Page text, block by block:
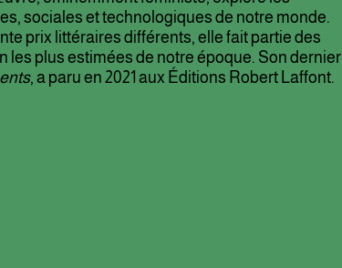
sociales et technologiques de notre monde.
prix littéraires différents, elle fait partie des
les plus estimées de notre époque. Son dernier
, a paru en 2021 aux Éditions Robert Laffont.